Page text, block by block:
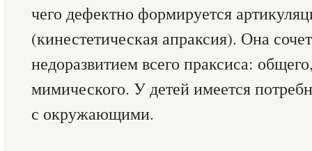
чего дефектно формируется
(кинестетическая апраксия). Она
недоразвитием всего праксиса:
мимического. У детей имеется
с окружающими.